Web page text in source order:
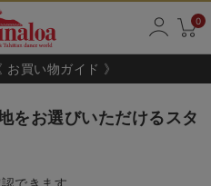
0
買い物ガイド 》
をお選びいただけるスタ
できます。